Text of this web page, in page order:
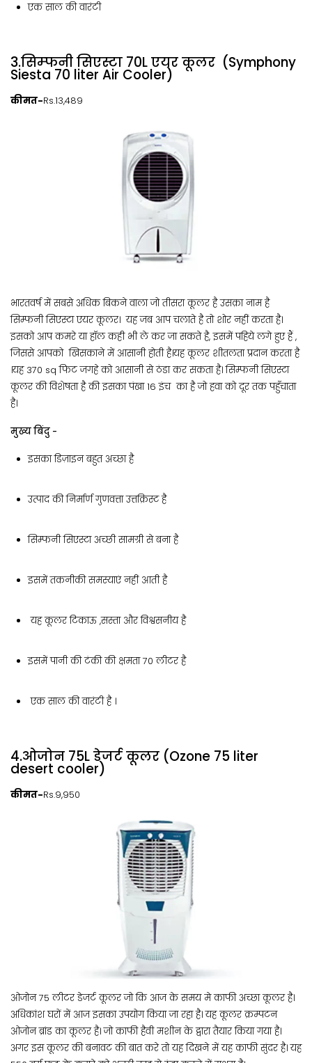
एक साल की वारंटी
3.सिम्फनी सिएस्टा 70L एयर कूलर (Symphony
Siesta 70 liter Air Cooler)
कीमत-Rs.13,489
भारतवर्ष में सबसे अधिक बिकने वाला जो तीसरा कूलर है उसक़ा नाम है
सिम्फनी सिएस्टा एयर कूलर। यह जब आप चलाते है तो शोर नहीं करता है।
इसको आप कमरे या हॉल कही भी ले कर जा सकते है, इसमें पहिये लगे हुए हैं ,
जिससे आपको खिसकाने में आसानी होती है।यह कूलर शीतलता प्रदान करता है
।यह 370 sq फिट जगहे को आसानी से ठंडा कर सकता है। सिम्फनी सिएस्टा
कूलर की विशेषता है की इसका पंखा 16 इंच का है जो हवा को दूर तक पहुँचाता
है।
मुख्य बिंदु -
इसका डिज़ाइन बहुत अच्छा है
उत्पाद की निर्मार्ण गुणवत्ता उत्तक्रिस्ट है
सिम्फनी सिएस्टा अच्छी सामग्री से बना है
इसमें तकनीकी समस्याएं नहीं आती है
यह कूलर टिकाऊ ,सस्ता और विश्वसनीय है
इसमें पानी की टंकी की क्षमता 70 लीटर है
एक साल की वारंटी है ।
4.ओजोन 75L डेजर्ट कूलर (Ozone 75 liter
desert cooler)
कीमत-Rs.9,950
ओजोन 75 लीटर डेजर्ट कूलर जो कि आज के समय मे काफी अच्छा कूलर है।
अधिकांश घरों में आज इसका उपयोग किया जा रहा है। यह कूलर क्रम्पटन
ओजोन ब्रांड का कूलर है। जो काफी हैवी मशीन के द्वारा तैयार किया गया है।
अगर इस कूलर की बनावट की बात करे तो यह दिखने में यह काफी सुंदर है। यह